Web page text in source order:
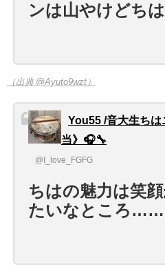
ンは山やけどち
（出典 @Ayuto9wzt）
You55 /音大生ち
当》🎧🔧
@I_love_FGFG
ちはの魅力は笑
たいなところ……